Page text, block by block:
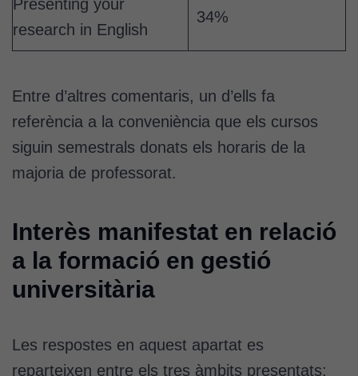
Presenting your
research in English
34%
Entre d’altres comentaris, un d’ells fa
referència a la conveniència que els cursos
siguin semestrals donats els horaris de la
majoria de professorat.
Interès manifestat en relació
a la formació en gestió
universitària
Les respostes en aquest apartat es
reparteixen entre els tres àmbits presentats: